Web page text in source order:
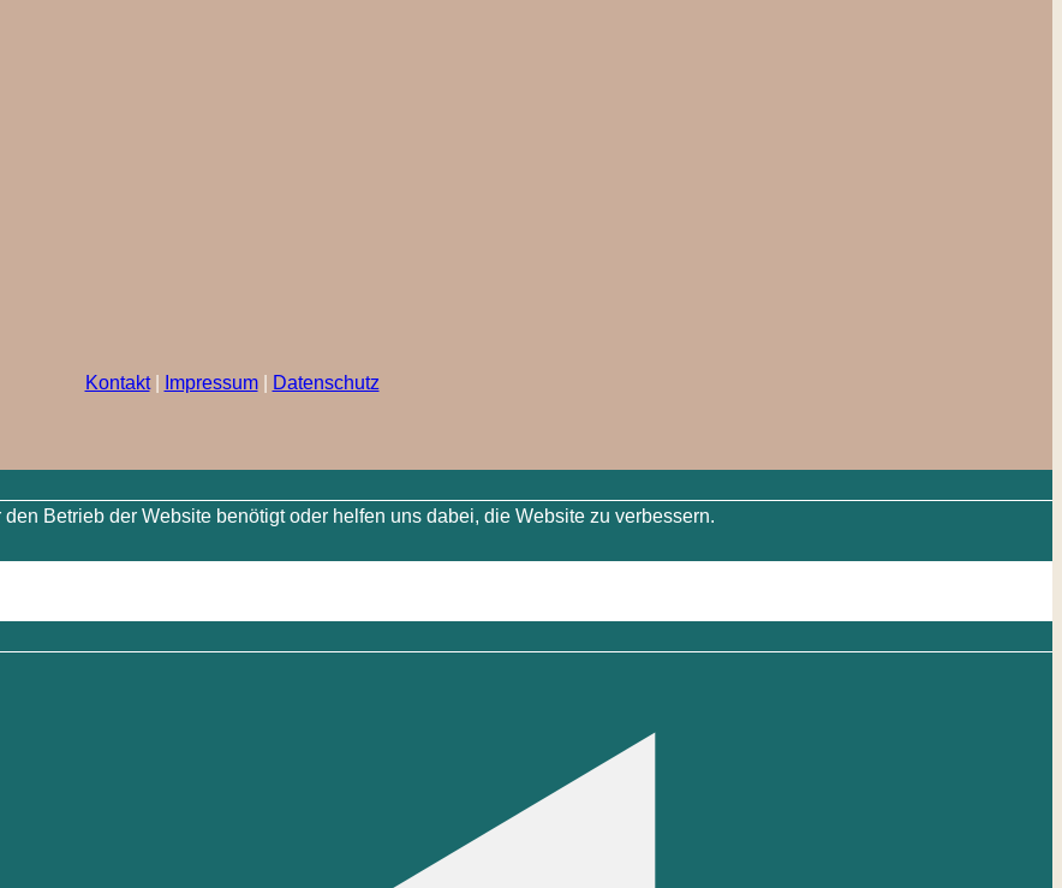
Kontakt| Impressum| Datenschutz
Betrieb der Website benötigt oder helfen uns dabei, die Website zu verbessern.